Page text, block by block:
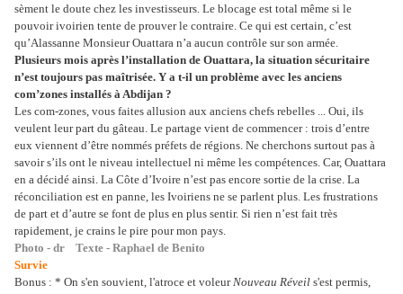
sèment le doute chez les investisseurs. Le blocage est total même si le
pouvoir ivoirien tente de prouver le contraire. Ce qui est certain, c’est
qu’Alassanne Monsieur Ouattara n’a aucun contrôle sur son armée.
Plusieurs mois après l’installation de Ouattara, la situation sécuritaire
n’est toujours pas maîtrisée. Y a t-il un problème avec les anciens
com’zones installés à Abdijan ?
Les com-zones, vous faites allusion aux anciens chefs rebelles ... Oui, ils
veulent leur part du gâteau. Le partage vient de commencer : trois d’entre
eux viennent d’être nommés préfets de régions. Ne cherchons surtout pas à
savoir s’ils ont le niveau intellectuel ni même les compétences. Car, Ouattara
en a décidé ainsi. La Côte d’Ivoire n’est pas encore sortie de la crise. La
réconciliation est en panne, les Ivoiriens ne se parlent plus. Les frustrations
de part et d’autre se font de plus en plus sentir. Si rien n’est fait très
rapidement, je crains le pire pour mon pays.
Photo - dr Texte - Raphael de Benito
Survie
Bonus : * On s'en souvient, l'atroce et voleurNouveau Réveil s'est permis,